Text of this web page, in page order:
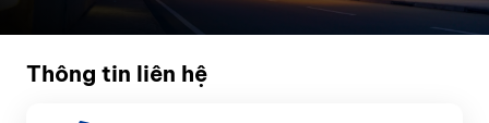
Thông tin liên hệ